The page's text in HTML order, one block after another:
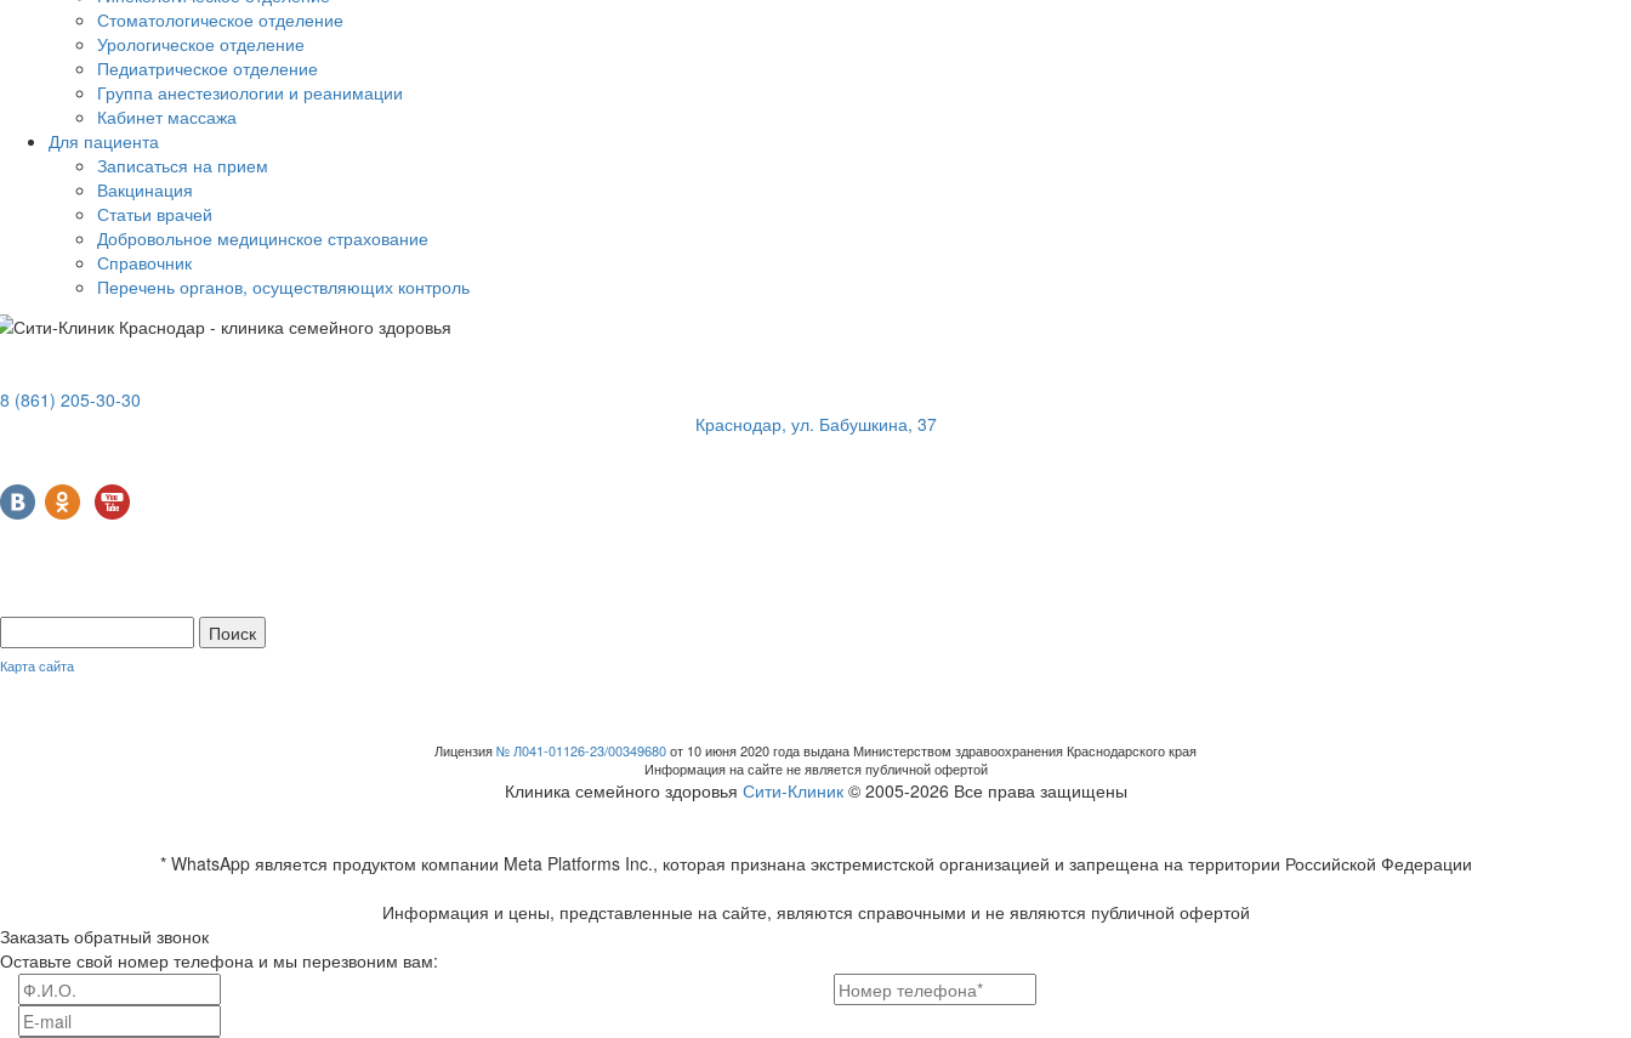
Стоматологическое отделение
Урологическое отделение
Педиатрическое отделение
Группа анестезиологии и реанимации
Кабинет массажа
Для пациента
Записаться на прием
Вакцинация
Статьи врачей
Добровольное медицинское страхование
Справочник
Перечень органов, осуществляющих контроль
8 (861) 205-30-30
Краснодар, ул. Бабушкина, 37
Карта сайта
Лицензия№ Л041-01126-23/00349680от 10 июня 2020 года выдана Министерством здравоохранения Краснодарского края
Информация на сайте не является публичной офертой
Клиника семейного здоровья Сити-Клиник© 2005-2026 Все права защищены
* WhatsApp является продуктом компании Meta Platforms Inc., которая признана экстремистской организацией и запрещена на территории Российской Федерации
Информация и цены, представленные на сайте, являются справочными и не являются публичной офертой
Заказать обратный звонок
Оставьте свой номер телефона и мы перезвоним вам: